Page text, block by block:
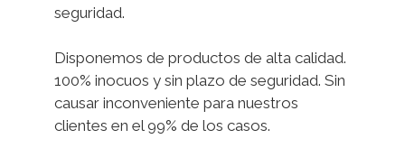
seguridad.
Disponemos de productos de alta calidad.
100% inocuos y sin plazo de seguridad. Sin
causar inconveniente para nuestros
clientes en el 99% de los casos.